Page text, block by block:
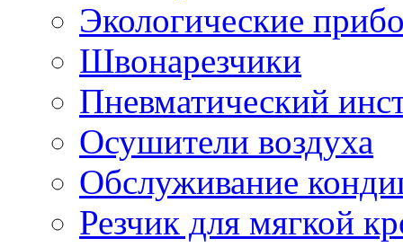
Экологические
Швонарезчики
Пневматический
Осушители воздуха
Обслуживание
Резчик для мягкой